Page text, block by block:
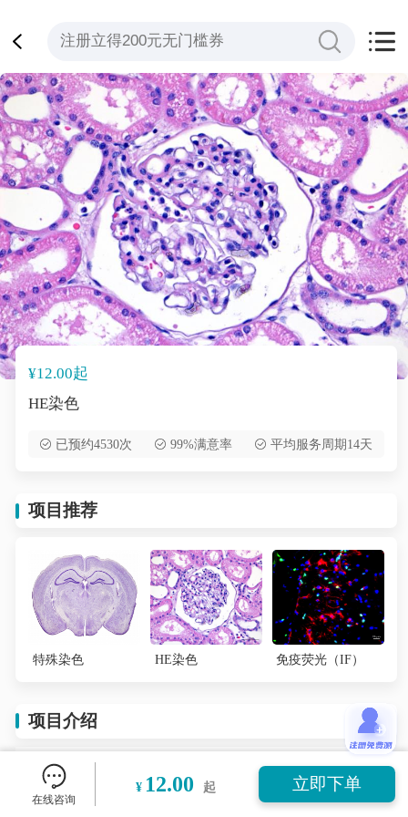
在线咨询
¥ 12.00 起 立即下单
¥12.00起
HE染色
已预约4530次 99%满意率 平均服务周期14天
项目推荐
特殊染色 HE染色 免疫荧光（IF）
项目介绍
苏木精 - 伊红染色法 ( hematoxylin-eosin staining )
，简称HE染色法 ，石蜡切片技术里常用的染色法之